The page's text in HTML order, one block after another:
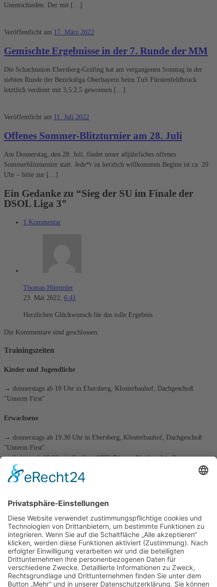
Unentschieden. Der mit […]
Veröffentlicht am 17. März 2022
Gemischte Ergebnisse in der 7. Runde der MM
Die Schachunion Ebersberg-Grafing hat am vergangenen Sonntag in der
siebten Runde der Bezirksliga Oberbayern beim TuS Fürstenfeldbruck
letztlich verdient mit 3,5:2,5 gewonnen […]
Veröffentlicht am 11. Juli 2022
Offenes Sommer-Blitzturnier am 28. Juli
Am Donnerstag, den 28. Juli, findet unser alljährliches offenes
Sommerblitzturnier statt. Jede*r ist herzlich willkommen.Beginn ist ca. 20
Uhr – bitte zur […]
Ein Gedanke zu “Sieg der SU im Finale der
DSOL Liga 3”
1 Kommentar
Thomas Hümmler
23. Mai 2022, 6:41
Herzlichen Glückwunsch für das tolle Ergebnis
Die Kommentare sind geschlossen.
Trainingszeiten
Kinder und Jugendliche
→ donnerstags ab 18 Uhr in Ebersberg, Klosterbauhof, Dachgeschoß
"Unterm First"
Erwachsene
→ donnerstags ab 19:30 Uhr in Ebersberg, Klosterbauhof, Dachgeschoß
"Unterm First"
→ freitags ab 18 Uhr in Grafing, VHS-Räume, Kirchenplatz 3
die tägliche Schachaufgabe
Kategorien
Archiv
Archiv